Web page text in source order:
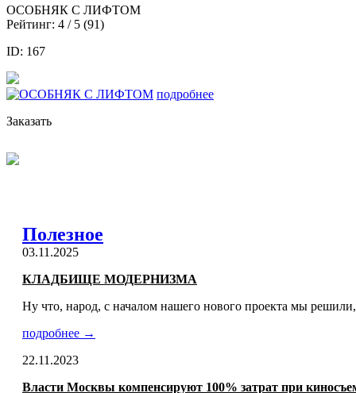
ОСОБНЯК С ЛИФТОМ
Рейтинг: 4 / 5 (91)
ID: 167
подробнее
Заказать
Полезное
03.11.2025
КЛАДБИЩЕ МОДЕРНИЗМА
Ну что, народ, с началом нашего нового проекта мы
подробнее →
22.11.2023
Власти Москвы компенсируют 100% затрат при